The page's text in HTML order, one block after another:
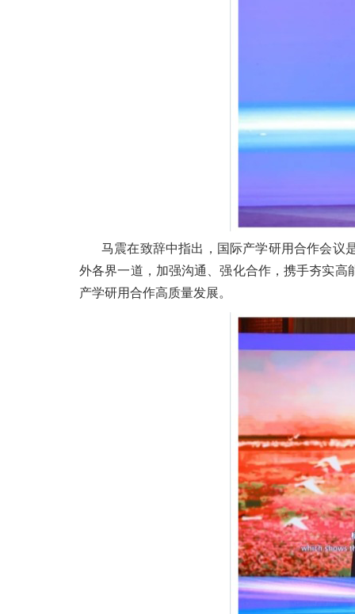
马震在致辞中指出，国际产学研用合作会议
外各界一道，加强沟通、强化合作，携手夯实
产学研用合作高质量发展。